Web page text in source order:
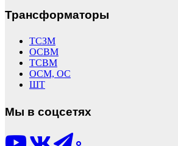
Трансформаторы
ТСЗМ
ОСВМ
ТСВМ
ОСМ, ОС
ШТ
Мы в соцсетях